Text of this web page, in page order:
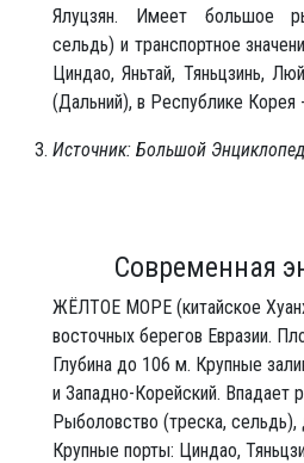
Ялуцзян. Имеет большое
сельдь) и транспортное
Циндао, Яньтай, Тяньцзинь,
(Дальний), в Республике Корея
Источник: Большой
Современная
ЖЁЛТОЕ МОРЕ (китайское
восточных берегов Евразии.
Глубина до 106 м. Крупные
и Западно-Корейский. Впадает
Рыболовство (треска,
Крупные порты: Циндао,